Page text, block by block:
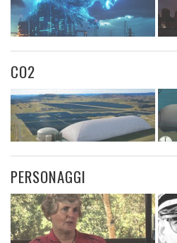
CO2
PERSONAGGI